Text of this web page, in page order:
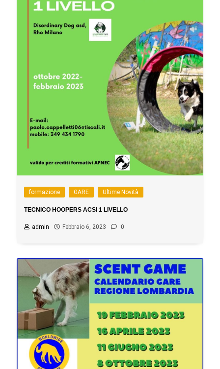
formazione GARE Ultime Novità
TECNICO HOOPERS ACSI 1 LIVELLO
admin Febbraio 6, 2023 0